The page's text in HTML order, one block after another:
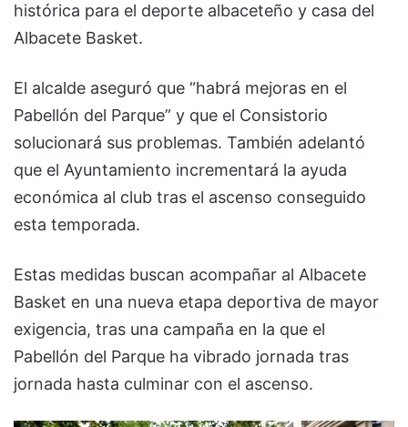
histórica para el deporte albaceteño y casa del
Albacete Basket.
El alcalde aseguró que “habrá mejoras en el
Pabellón del Parque” y que el Consistorio
solucionará sus problemas. También adelantó
que el Ayuntamiento incrementará la ayuda
económica al club tras el ascenso conseguido
esta temporada.
Estas medidas buscan acompañar al Albacete
Basket en una nueva etapa deportiva de mayor
exigencia, tras una campaña en la que el
Pabellón del Parque ha vibrado jornada tras
jornada hasta culminar con el ascenso.